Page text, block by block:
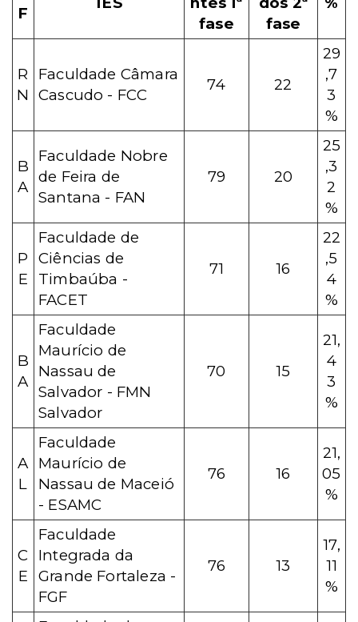
F
fase
fase
R
N
Faculdade Câmara
Cascudo - FCC
74 22
29
,7
3
%
B
A
Faculdade Nobre
de Feira de
Santana - FAN
79 20
25
,3
2
%
P
E
Faculdade de
Ciências de
Timbaúba -
FACET
71 16
22
,5
4
%
B
A
Faculdade
Maurício de
Nassau de
Salvador - FMN
Salvador
70 15
21,
4
3
%
A
L
Faculdade
Maurício de
Nassau de Maceió
- ESAMC
76 16
21,
05
%
C
E
Faculdade
Integrada da
Grande Fortaleza -
FGF
76 13
17,
11
%